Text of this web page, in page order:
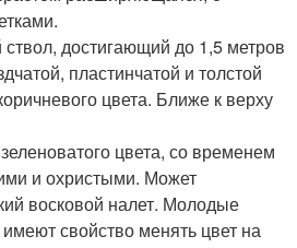
достигающий до 1,5 метров
пластинчатой и толстой
цвета. Ближе к верху
цвета, со временем
и охристыми. Может
восковой налет. Молодые
имеют свойство менять цвет на